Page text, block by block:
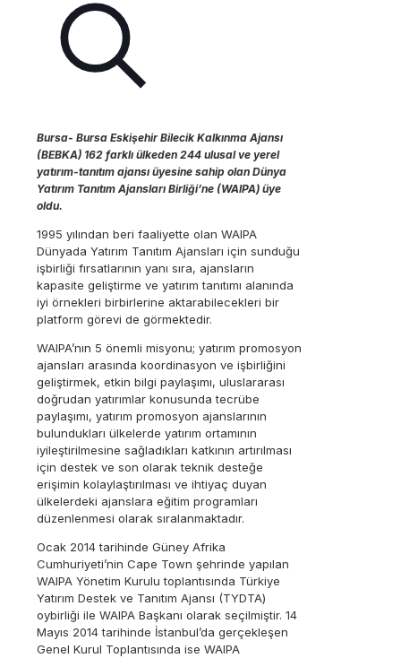
Bursa- Bursa Eskişehir Bilecik Kalkınma Ajansı
(BEBKA) 162 farklı ülkeden 244 ulusal ve yerel
yatırım-tanıtım ajansı üyesine sahip olan Dünya
Yatırım Tanıtım Ajansları Birliği’ne (WAIPA) üye
oldu.
1995 yılından beri faaliyette olan WAIPA
Dünyada Yatırım Tanıtım Ajansları için sunduğu
işbirliği fırsatlarının yanı sıra, ajansların
kapasite geliştirme ve yatırım tanıtımı alanında
iyi örnekleri birbirlerine aktarabilecekleri bir
platform görevi de görmektedir.
WAIPA’nın 5 önemli misyonu; yatırım promosyon
ajansları arasında koordinasyon ve işbirliğini
geliştirmek, etkin bilgi paylaşımı, uluslararası
doğrudan yatırımlar konusunda tecrübe
paylaşımı, yatırım promosyon ajanslarının
bulundukları ülkelerde yatırım ortamının
iyileştirilmesine sağladıkları katkının artırılması
için destek ve son olarak teknik desteğe
erişimin kolaylaştırılması ve ihtiyaç duyan
ülkelerdeki ajanslara eğitim programları
düzenlenmesi olarak sıralanmaktadır.
Ocak 2014 tarihinde Güney Afrika
Cumhuriyeti’nin Cape Town şehrinde yapılan
WAIPA Yönetim Kurulu toplantısında Türkiye
Yatırım Destek ve Tanıtım Ajansı (TYDTA)
oybirliği ile WAIPA Başkanı olarak seçilmiştir. 14
Mayıs 2014 tarihinde İstanbul’da gerçekleşen
Genel Kurul Toplantısında ise WAIPA